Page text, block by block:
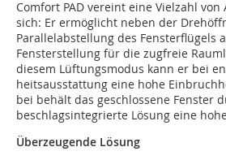
Comfort PAD vereint eine Vielzahl
sich: Er ermöglicht neben der
Parallelabstellung des Fenster­flügels
Fensterstellung für die zugfreie
diesem Lüftungsmodus kann er bei
heitsausstattung eine hohe
bei behält das geschlossene Fenster
beschlagsintegrierte Lösung eine
Überzeugende Lösung